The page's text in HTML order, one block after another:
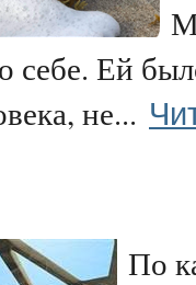
себе. Ей
не...
По